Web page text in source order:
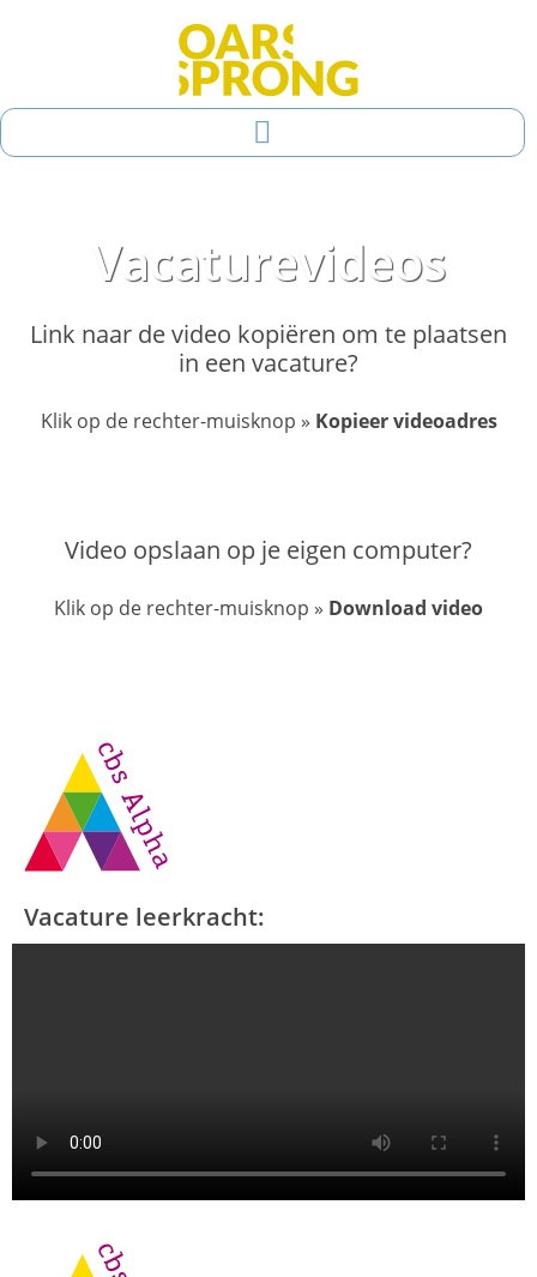
Vacaturevideos
Link naar de video kopiëren om te plaatsen
in een vacature?
Klik op de rechter-muisknop » Kopieer videoadres
Video opslaan op je eigen computer?
Klik op de rechter-muisknop » Download video
Vacature leerkracht: